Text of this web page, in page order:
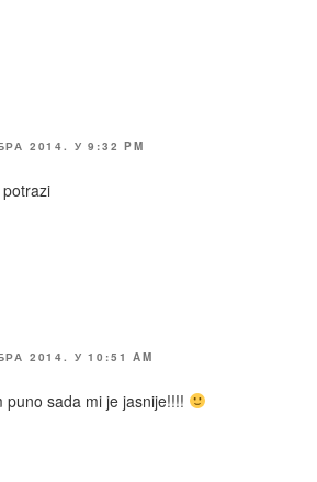
2014. У 9:32 PM
2014. У 10:51 AM
puno sada mi je jasnije!!!!